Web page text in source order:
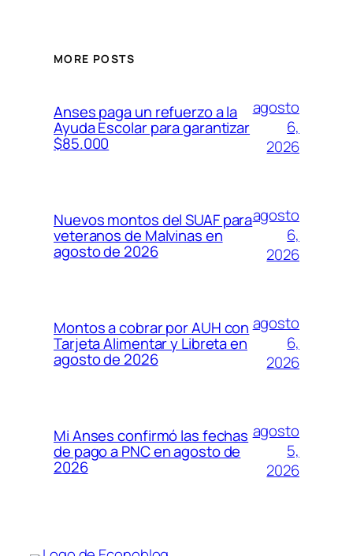
MORE POSTS
Anses paga un refuerzo a la
Ayuda Escolar para garantizar
$85.000
agosto
6,
2026
Nuevos montos del SUAF para
veteranos de Malvinas en
agosto de 2026
agosto
6,
2026
Montos a cobrar por AUH con
Tarjeta Alimentar y Libreta en
agosto de 2026
agosto
6,
2026
Mi Anses confirmó las fechas
de pago a PNC en agosto de
2026
agosto
5,
2026